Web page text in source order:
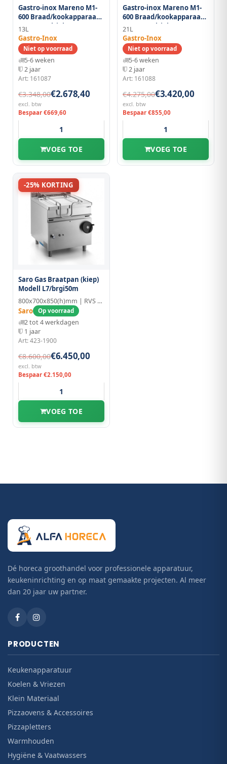
Gastro-inox Mareno M1-
600 Braad/kookapparaat
40cm "multipla"
13L
Gastro-Inox
Niet op voorraad
5-6 weken
2 jaar
Art: 161087
€3.348,00€2.678,40
excl. btw
Bespaar €669,60
VOEG TOE
Gastro-inox Mareno M1-
600 Braad/kookapparaat
60cm "multipla"
21L
Gastro-Inox
Niet op voorraad
5-6 weken
2 jaar
Art: 161088
€4.275,00€3.420,00
excl. btw
Bespaar €855,00
VOEG TOE
-25% KORTING
Saro Gas Braatpan (kiep)
Modell L7/brgi50m
800x700x850(h)mm | RVS | 50L
Saro Op voorraad
2 tot 4 werkdagen
1 jaar
Art: 423-1900
€8.600,00€6.450,00
excl. btw
Bespaar €2.150,00
VOEG TOE
Dé horeca groothandel voor professionele apparatuur,
keukeninrichting en op maat gemaakte projecten. Al meer
dan 20 jaar uw partner.
PRODUCTEN
Keukenapparatuur
Koelen & Vriezen
Klein Materiaal
Pizzaovens & Accessoires
Pizzapletters
Warmhouden
Hygiëne & Vaatwassers